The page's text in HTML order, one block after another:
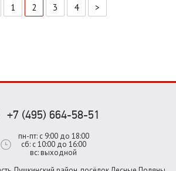
1 2 3 4 >
+7 (495) 664-58-51
пн-пт: с 9:00 до 18:00
сб: с 10:00 до 16:00
вс: выходной